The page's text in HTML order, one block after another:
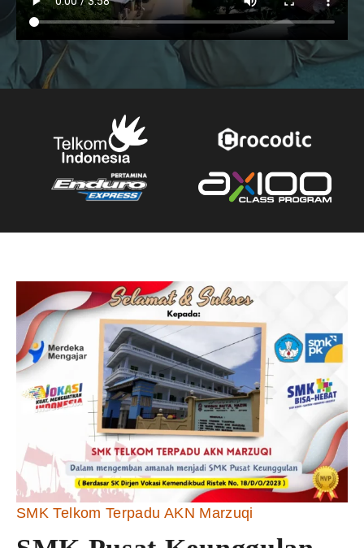
SMK Telkom Terpadu AKN Marzuqi